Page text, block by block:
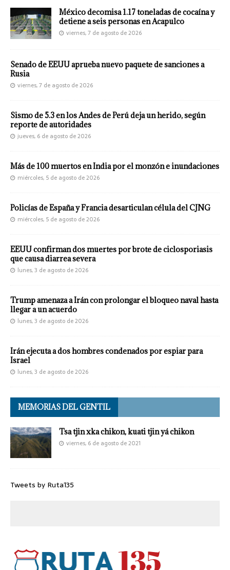
México decomisa 1.17 toneladas de cocaína y
detiene a seis personas en Acapulco
viernes, 7 de agosto de 2026
Senado de EEUU aprueba nuevo paquete de sanciones a
Rusia
viernes, 7 de agosto de 2026
Sismo de 5.3 en los Andes de Perú deja un herido, según
reporte de autoridades
jueves, 6 de agosto de 2026
Más de 100 muertos en India por el monzón e inundaciones
miércoles, 5 de agosto de 2026
Policías de España y Francia desarticulan célula del CJNG
miércoles, 5 de agosto de 2026
EEUU confirman dos muertes por brote de ciclosporiasis
que causa diarrea severa
lunes, 3 de agosto de 2026
Trump amenaza a Irán con prolongar el bloqueo naval hasta
llegar a un acuerdo
lunes, 3 de agosto de 2026
Irán ejecuta a dos hombres condenados por espiar para
Israel
lunes, 3 de agosto de 2026
MEMORIAS DEL GENTIL
Tsa tjin xka chikon, kuati tjin yá chikon
viernes, 6 de agosto de 2021
Tweets by Ruta135